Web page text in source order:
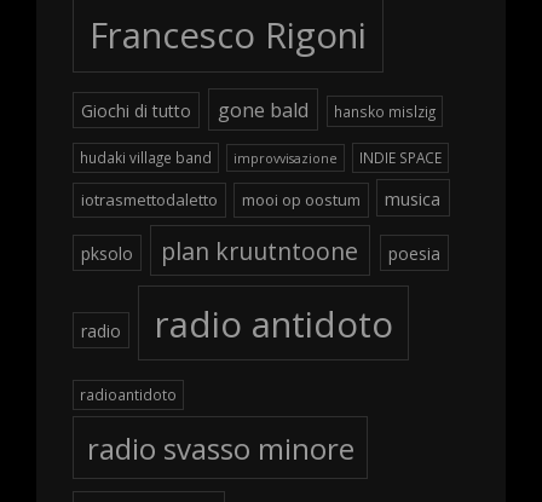
Francesco Rigoni
Giochi di tutto gone bald hansko mislzig
hudaki village band improvvisazione INDIE SPACE
iotrasmettodaletto mooi op oostum musica
pksolo plan kruutntoone poesia
radio radio antidoto
radioantidoto
radio svasso minore